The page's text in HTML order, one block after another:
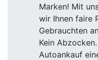
Marken! Mit
wir Ihnen faire
Gebrauchten
Kein
Autoankauf